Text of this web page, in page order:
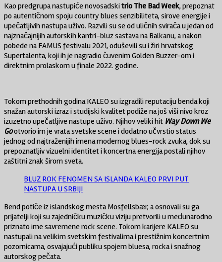
Kao predgrupa nastupiće novosadskitrio The Bad Week, prepoznat
po autentičnom spoju country blues senzibiliteta, sirove energije i
upečatljivih nastupa uživo. Razvili su se od uličnih svirača u jedan od
najznačajnijih autorskih kantri-bluz sastava na Balkanu, a nakon
pobede na FAMUS festivalu 2021, oduševili su i žiri hrvatskog
Supertalenta, koji ih je nagradio čuvenim Golden Buzzer-om i
direktnim prolaskom u finale 2022. godine.
Tokom prethodnih godina KALEO su izgradili reputaciju benda koji
snažan autorski izraz i studijski kvalitet podiže na još viši nivo kroz
izuzetno upečatljive nastupe uživo. Njihov veliki hit Way Down We
Gootvorio im je vrata svetske scene i dodatno učvrstio status
jednog od najtraženijih imena modernog blues-rock zvuka, dok su
prepoznatljiv vizuelni identitet i koncertna energija postali njihov
zaštitni znak širom sveta.
BLUZ ROK FENOMEN SA ISLANDA KALEO PRVI PUT
NASTUPA U SRBIJI
Bend potiče iz islandskog mesta Mosfellsbær, a osnovali su ga
prijatelji koji su zajedničku muzičku viziju pretvorili u međunarodno
priznato ime savremene rock scene. Tokom karijere KALEO su
nastupali na velikim svetskim festivalima i prestižnim koncertnim
pozornicama, osvajajući publiku spojem bluesa, rocka i snažnog
autorskog pečata.